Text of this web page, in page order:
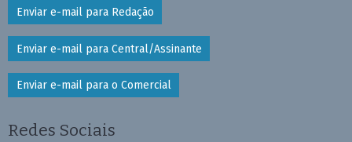
Enviar e-mail para Redação
Enviar e-mail para Central/Assinante
Enviar e-mail para o Comercial
Redes Sociais